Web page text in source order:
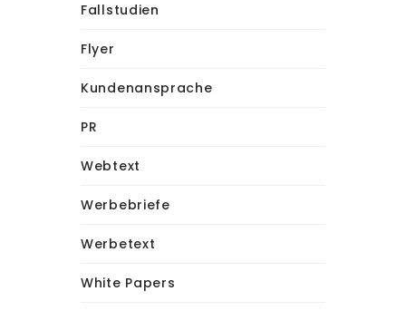
Fallstudien
Flyer
Kundenansprache
PR
Webtext
Werbebriefe
Werbetext
White Papers